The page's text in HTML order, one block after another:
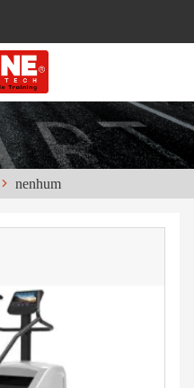
nenhum